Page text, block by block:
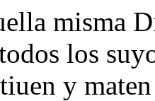
misma
los
y